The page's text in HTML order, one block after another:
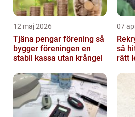
12 maj 2026
Tjäna pengar förening så
bygger föreningen en
stabil kassa utan krångel
07
så
rätt